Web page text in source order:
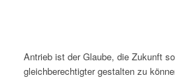
Antrieb ist der Glaube, die Zukunft
gleichberechtigter gestalten zu